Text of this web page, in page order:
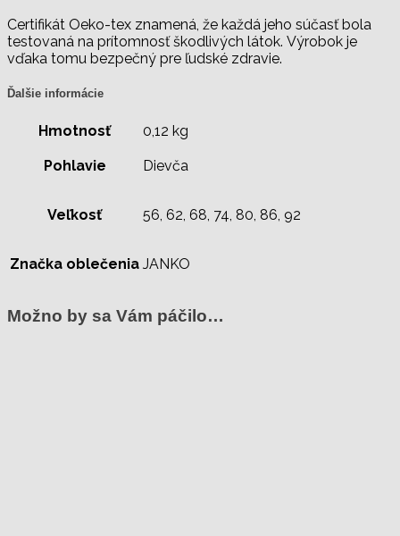
Certifikát Oeko-tex znamená, že každá jeho súčasť bola
testovaná na prítomnosť škodlivých látok. Výrobok je
vďaka tomu bezpečný pre ľudské zdravie.
Ďalšie informácie
Hmotnosť 0,12 kg
Pohlavie Dievča
Veľkosť 56, 62, 68, 74, 80, 86, 92
Značka oblečenia JANKO
Možno by sa Vám páčilo…